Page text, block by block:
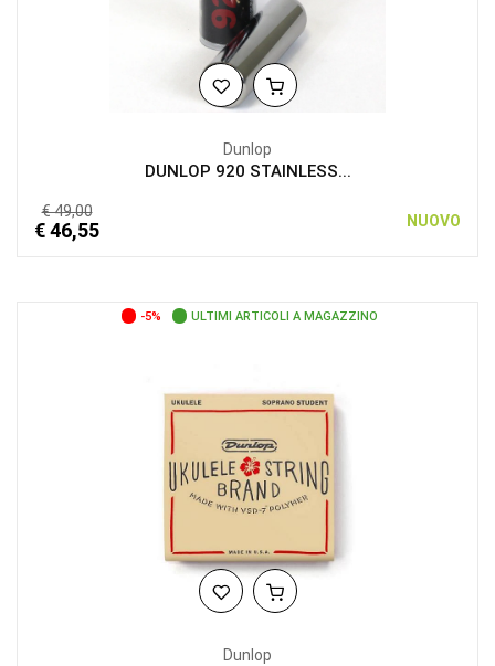
Dunlop
DUNLOP 920 STAINLESS...
€ 49,00
€ 46,55 NUOVO
-5% ULTIMI ARTICOLI A MAGAZZINO
Dunlop